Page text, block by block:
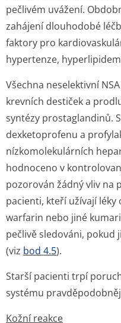
pečlivém uvážení.
zahájení dlouhodobé
faktory pro
hypertenze,
Všechna neselektivní
krevních destiček a
syntézy prostaglandinů.
dexketoprofenu a
nízkomolekulárních
hodnoceno v
pozorován žádný vliv na
pacienti, kteří užívají
warfarin nebo jiné
pečlivě sledováni, pokud
(viz bod 4.5).
Starší pacienti trpí
systému
Kožní reakce